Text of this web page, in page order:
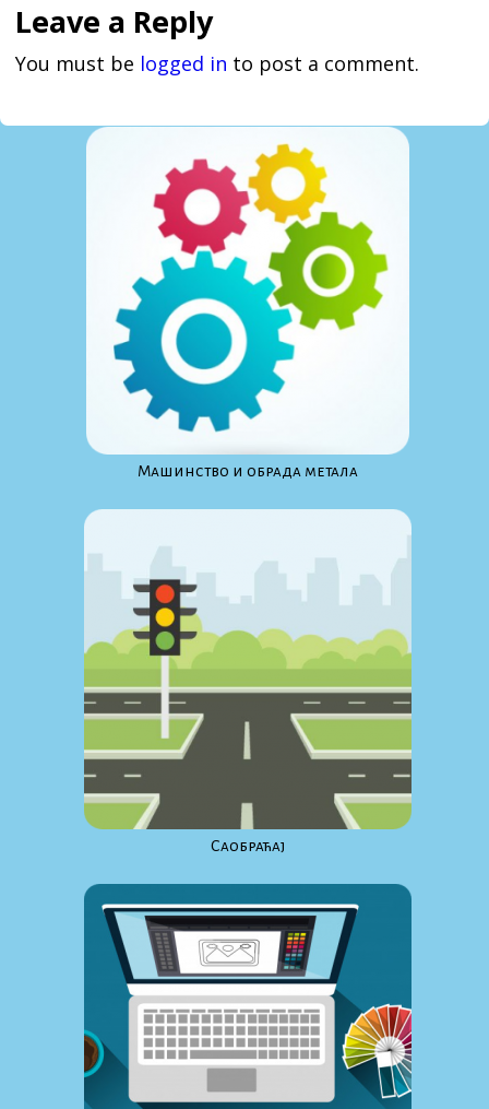
Leave a Reply
You must be logged in to post a comment.
Maшинство и обрада метала
Саобраћај